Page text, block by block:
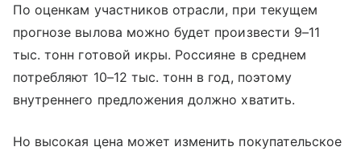
По оценкам участников отрасли, при текущем
прогнозе вылова можно будет произвести 9–11
тыс. тонн готовой икры. Россияне в среднем
потребляют 10–12 тыс. тонн в год, поэтому
внутреннего предложения должно хватить.
Но высокая цена может изменить покупательское